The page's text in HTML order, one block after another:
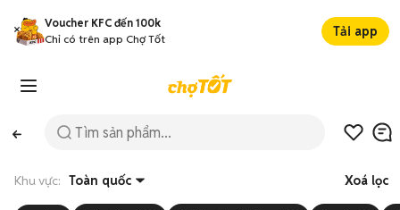
Voucher KFC đến 100k
Chỉ có trên app Chợ Tốt
Tải app
Khu vực: Toàn quốc Xoá lọc